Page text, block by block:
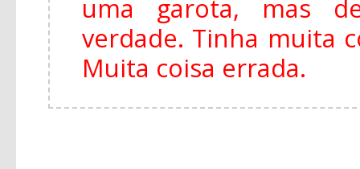
uma garota, mas
verdade. Tinha muita
Muita coisa errada.